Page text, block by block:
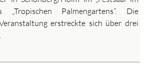
„Tropischen Palmengartens“. Die
erstreckte sich über drei